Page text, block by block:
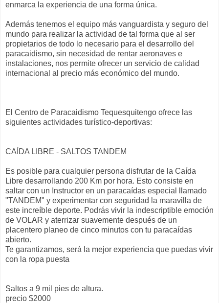
enmarca la experiencia de una forma única.
Además tenemos el equipo más vanguardista y seguro del
mundo para realizar la actividad de tal forma que al ser
propietarios de todo lo necesario para el desarrollo del
paracaidismo, sin necesidad de rentar aeronaves e
instalaciones, nos permite ofrecer un servicio de calidad
internacional al precio más económico del mundo.
El Centro de Paracaidismo Tequesquitengo ofrece las
siguientes actividades turístico-deportivas:
CAÍDA LIBRE - SALTOS TANDEM
Es posible para cualquier persona disfrutar de la Caída
Libre desarrollando 200 Km por hora. Esto consiste en
saltar con un Instructor en un paracaídas especial llamado
"TANDEM" y experimentar con seguridad la maravilla de
este increíble deporte. Podrás vivir la indescriptible emoción
de VOLAR y aterrizar suavemente después de un
placentero planeo de cinco minutos con tu paracaídas
abierto.
Te garantizamos, será la mejor experiencia que puedas vivir
con la ropa puesta
Saltos a 9 mil pies de altura.
precio $2000